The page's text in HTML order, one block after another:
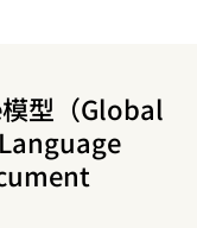
型（Global